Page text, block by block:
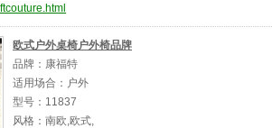
欧式户外桌椅户外椅品牌
品牌：康福特
适用场合：户外
型号：11837
风格：南欧,欧式,